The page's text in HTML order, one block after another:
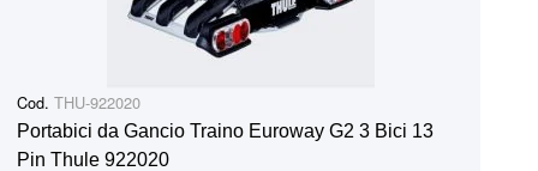
Cod. THU-922020
Portabici da Gancio Traino Euroway G2 3 Bici 13
Pin Thule 922020